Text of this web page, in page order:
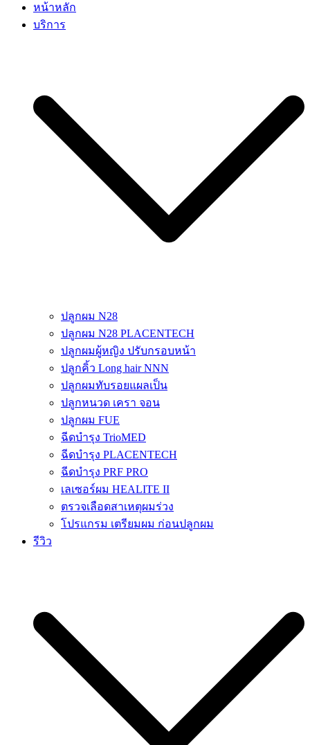
เกศา คลินิก – kesa hair clinic
kesa hair ปลูกผม ปลูกคิ้ว รักษาผมร่วง ผมบาง
หน้าหลัก
บริการ
ปลูกผม N28
ปลูกผม N28 PLACENTECH
ปลูกผมผู้หญิง ปรับกรอบหน้า
ปลูกคิ้ว Long hair NNN
ปลูกผมทับรอยแผลเป็น
ปลูกหนวด เครา จอน
ปลูกผม FUE
ฉีดบำรุง TrioMED
ฉีดบำรุง PLACENTECH
ฉีดบำรุง PRF PRO
เลเซอร์ผม HEALITE II
ตรวจเลือดสาเหตุผมร่วง
โปรแกรม เตรียมผม ก่อนปลูกผม
รีวิว